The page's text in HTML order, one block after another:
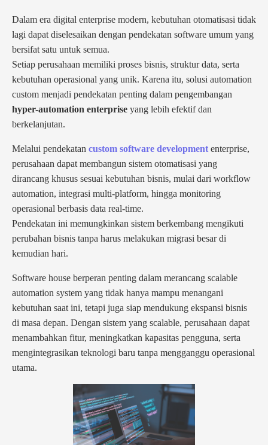
Dalam era digital enterprise modern, kebutuhan otomatisasi tidak
lagi dapat diselesaikan dengan pendekatan software umum yang
bersifat satu untuk semua.
Setiap perusahaan memiliki proses bisnis, struktur data, serta
kebutuhan operasional yang unik. Karena itu, solusi automation
custom menjadi pendekatan penting dalam pengembangan
hyper-automation enterprise yang lebih efektif dan
berkelanjutan.
Melalui pendekatan custom software development enterprise,
perusahaan dapat membangun sistem otomatisasi yang
dirancang khusus sesuai kebutuhan bisnis, mulai dari workflow
automation, integrasi multi-platform, hingga monitoring
operasional berbasis data real-time.
Pendekatan ini memungkinkan sistem berkembang mengikuti
perubahan bisnis tanpa harus melakukan migrasi besar di
kemudian hari.
Software house berperan penting dalam merancang scalable
automation system yang tidak hanya mampu menangani
kebutuhan saat ini, tetapi juga siap mendukung ekspansi bisnis
di masa depan. Dengan sistem yang scalable, perusahaan dapat
menambahkan fitur, meningkatkan kapasitas pengguna, serta
mengintegrasikan teknologi baru tanpa mengganggu operasional
utama.